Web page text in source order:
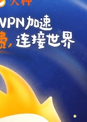
支持[0] 反对
支持
反对 [0]